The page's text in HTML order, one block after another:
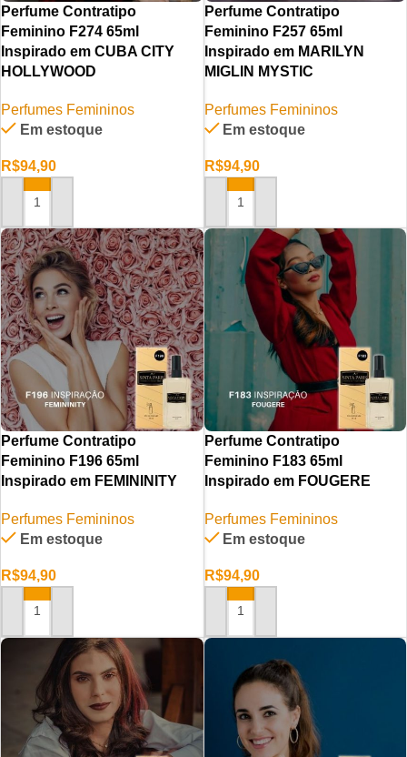
Perfume Contratipo
Feminino F274 65ml
Inspirado em CUBA CITY
HOLLYWOOD
Perfumes Femininos
Em estoque
R$94,90
ADICIONAR AO CARRINHO
Perfume Contratipo
Feminino F257 65ml
Inspirado em MARILYN
MIGLIN MYSTIC
Perfumes Femininos
Em estoque
R$94,90
ADICIONAR AO CARRINHO
Perfume Contratipo
Feminino F196 65ml
Inspirado em FEMININITY
Perfumes Femininos
Em estoque
R$94,90
ADICIONAR AO CARRINHO
Perfume Contratipo
Feminino F183 65ml
Inspirado em FOUGERE
Perfumes Femininos
Em estoque
R$94,90
ADICIONAR AO CARRINHO